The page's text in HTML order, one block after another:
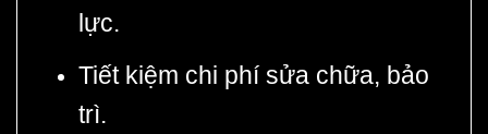
lực.
Tiết kiệm chi phí sửa chữa, bảo
trì.